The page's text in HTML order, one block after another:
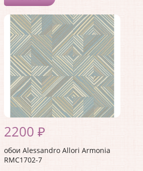
2200 ₽
обои Alessandro Allori Armonia
RMC1702-7